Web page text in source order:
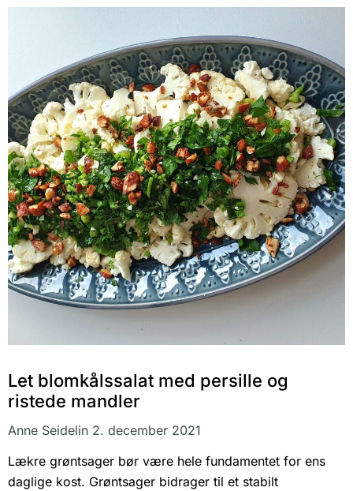
Let blomkålssalat med persille og
ristede mandler
Anne Seidelin 2. december 2021
Lækre grøntsager bør være hele fundamentet for ens
daglige kost. Grøntsager bidrager til et stabilt